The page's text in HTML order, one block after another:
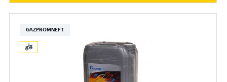
GAZPROMNEFT